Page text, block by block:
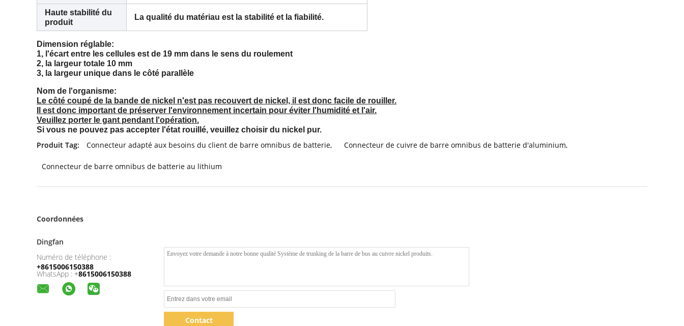
Haute stabilité du
produit
La qualité du matériau est la stabilité et la fiabilité.
Dimension réglable:
1, l'écart entre les cellules est de 19 mm dans le sens du roulement
2, la largeur totale 10 mm
3, la largeur unique dans le côté parallèle
Nom de l'organisme:
Le côté coupé de la bande de nickel n'est pas recouvert de nickel, il est donc facile de rouiller.
Il est donc important de préserver l'environnement incertain pour éviter l'humidité et l'air.
Veuillez porter le gant pendant l'opération.
Si vous ne pouvez pas accepter l'état rouillé, veuillez choisir du nickel pur.
Produit Tag: Connecteur adapté aux besoins du client de barre omnibus de batterie, Connecteur de cuivre de barre omnibus de batterie d'aluminium,
Connecteur de barre omnibus de batterie au lithium
Coordonnées
Dingfan
Numéro de téléphone :
+8615006150388
WhatsApp : +8615006150388
Contact